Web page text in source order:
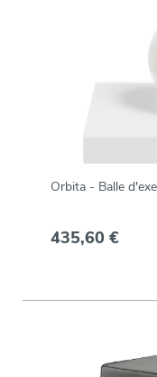
Orbita - Balle
435,60 €